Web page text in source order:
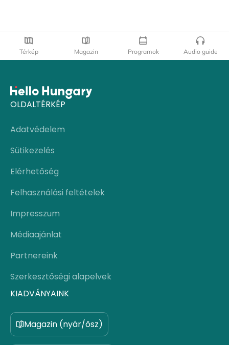
Térkép Magazin Programok Audio guide
OLDALTÉRKÉP
Adatvédelem
Sütikezelés
Elérhetőség
Felhasználási feltételek
Impresszum
Médiaajánlat
Partnereink
Szerkesztőségi alapelvek
KIADVÁNYAINK
Magazin (nyár/ősz)